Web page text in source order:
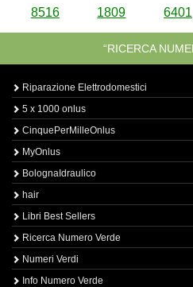
8516 1809 6401
“RICERCA
Riparazione Elettrodomestici
5 x 1000 onlus
CinquePerMilleOnlus
MyOnlus
BolognaIdraulico
hair
Libri Best Sellers
Ricerca Numero Verde
Numeri Verdi
Info Numero Verde